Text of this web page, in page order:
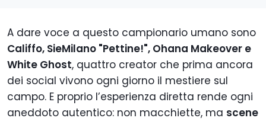
A dare voce a questo campionario umano sono
Califfo, SieMilano "Pettine!", Ohana Makeover e
White Ghost, quattro creator che prima ancora
dei social vivono ogni giorno il mestiere sul
campo. E proprio l’esperienza diretta rende ogni
aneddoto autentico: non macchiette, ma scene